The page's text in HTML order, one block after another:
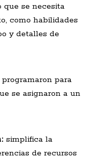
que se necesita
como habilidades
y detalles de
para
se asignaron a un
simplifica la
de recursos